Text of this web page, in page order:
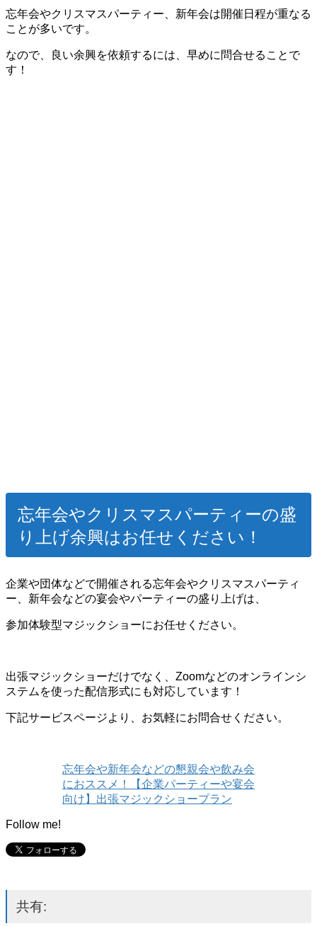
忘年会やクリスマスパーティー、新年会は開催日程が重なる
ことが多いです。
なので、良い余興を依頼するには、早めに問合せることで
す！
忘年会やクリスマスパーティーの盛
り上げ余興はお任せください！
企業や団体などで開催される忘年会やクリスマスパーティ
ー、新年会などの宴会やパーティーの盛り上げは、
参加体験型マジックショーにお任せください。
出張マジックショーだけでなく、Zoomなどのオンラインシ
ステムを使った配信形式にも対応しています！
下記サービスページより、お気軽にお問合せください。
忘年会や新年会などの懇親会や飲み会
におススメ！【企業パーティーや宴会
向け】出張マジックショープラン
Follow me!
共有: